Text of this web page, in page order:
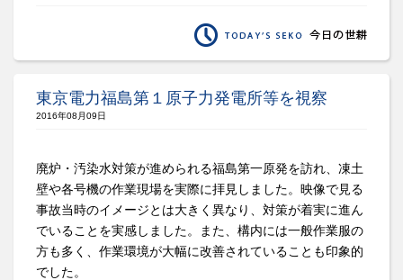
東京電力福島第１原子力発電所等を視察
2016年08月09日
廃炉・汚染水対策が進められる福島第一原発を訪れ、凍土
壁や各号機の作業現場を実際に拝見しました。映像で見る
事故当時のイメージとは大きく異なり、対策が着実に進ん
でいることを実感しました。また、構内には一般作業服の
方も多く、作業環境が大幅に改善されていることも印象的
でした。